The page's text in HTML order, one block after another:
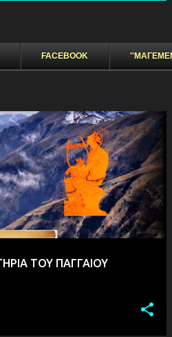
FACEBOOK
ΤΟΥ ΠΑΓΓΑΙΟΥ